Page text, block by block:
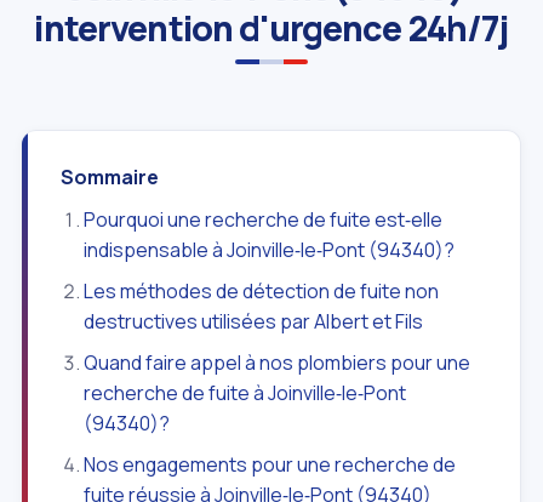
intervention d'urgence 24h/7j
Sommaire
Pourquoi une recherche de fuite est‑elle
indispensable à Joinville‑le‑Pont (94340)?
Les méthodes de détection de fuite non
destructives utilisées par Albert et Fils
Quand faire appel à nos plombiers pour une
recherche de fuite à Joinville‑le‑Pont
(94340)?
Nos engagements pour une recherche de
fuite réussie à Joinville‑le‑Pont (94340)